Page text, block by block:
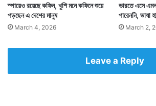
স্পায়েও রয়েছে কফিন, খুশি মনে কফিনে শুয়ে
পড়ছেন এ দেশের মানুষ
March 4, 2026
ভারতে এসে
পারেননি, ভাষা
March 2,
Leave a Reply